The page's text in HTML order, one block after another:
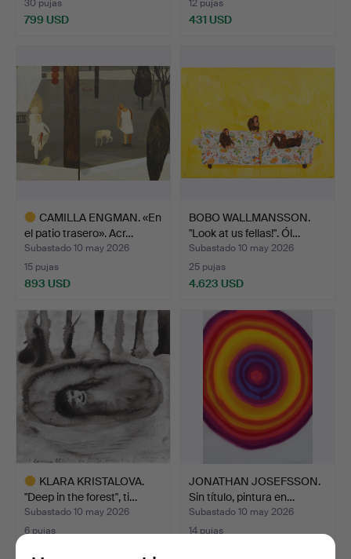
30 pujas
799 USD
12 pujas
431 USD
CAMILLA ENGMAN. «En
el patio trasero». Acr…
Subastado 10 may 2026
15 pujas
893 USD
seleccionado
BOBO WALLMANSSON.
"Look at us fellas!". Ól…
Subastado 10 may 2026
25 pujas
4.623 USD
KLARA KRISTALOVA.
"Deep in the forest", ti…
Subastado 10 may 2026
6 pujas
JONATHAN JOSEFSSON.
Sin título, pintura en…
Subastado 10 may 2026
14 pujas